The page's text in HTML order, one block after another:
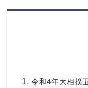
令和4年大相撲